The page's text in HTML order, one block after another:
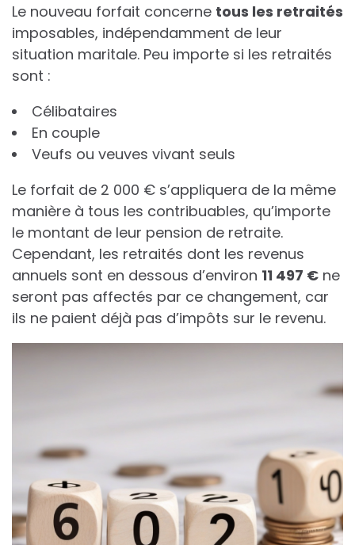
Le nouveau forfait concerne tous les retraités
imposables, indépendamment de leur
situation maritale. Peu importe si les retraités
sont :
Célibataires
En couple
Veufs ou veuves vivant seuls
Le forfait de 2 000 € s’appliquera de la même
manière à tous les contribuables, qu’importe
le montant de leur pension de retraite.
Cependant, les retraités dont les revenus
annuels sont en dessous d’environ 11 497 € ne
seront pas affectés par ce changement, car
ils ne paient déjà pas d’impôts sur le revenu.